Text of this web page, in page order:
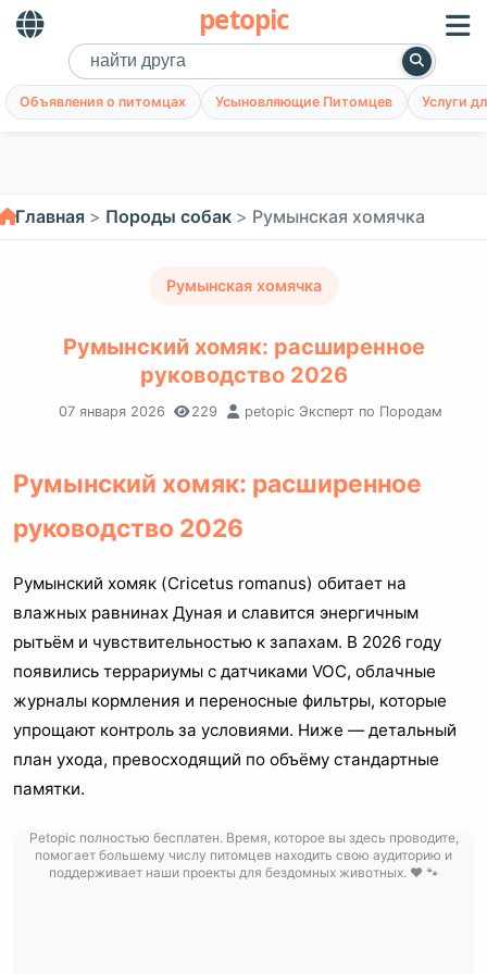
petopic
Объявления о питомцах Усыновляющие Питомцев Услуги
Главная Породы собак Румынская хомячка
Румынская хомячка
Румынский хомяк: расширенное
руководство 2026
07 января 2026 229 petopic Эксперт по Породам
Румынский хомяк: расширенное
руководство 2026
Румынский хомяк (Cricetus romanus) обитает на
влажных равнинах Дуная и славится энергичным
рытьём и чувствительностью к запахам. В 2026 году
появились террариумы с датчиками VOC, облачные
журналы кормления и переносные фильтры, которые
упрощают контроль за условиями. Ниже — детальный
план ухода, превосходящий по объёму стандартные
памятки.
Petopic полностью бесплатен. Время, которое вы здесь проводите,
помогает большему числу питомцев находить свою аудиторию и
поддерживает наши проекты для бездомных животных. ❤️ 🐾